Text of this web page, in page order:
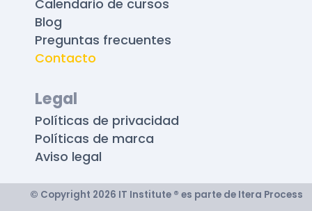
Calendario de cursos
Blog
Preguntas frecuentes
Contacto
Legal
Políticas de privacidad
Políticas de marca
Aviso legal
© Copyright 2026 IT Institute ® es parte de Itera Process​